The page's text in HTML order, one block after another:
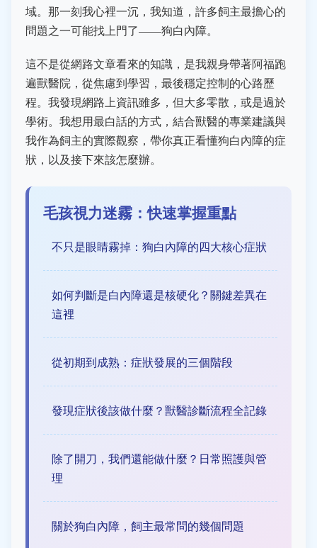
域。那一刻我心裡一沉，我知道，許多飼主最擔心的
問題之一可能找上門了——狗白內障。
這不是從網路文章看來的知識，是我親身帶著阿福跑
遍獸醫院，從焦慮到學習，最後穩定控制的心路歷
程。我發現網路上資訊雖多，但大多零散，或是過於
學術。我想用最白話的方式，結合獸醫的專業建議與
我作為飼主的實際觀察，帶你真正看懂狗白內障的症
狀，以及接下來該怎麼辦。
毛孩視力迷霧：快速掌握重點
不只是眼睛霧掉：狗白內障的四大核心症狀
如何判斷是白內障還是核硬化？關鍵差異在
這裡
從初期到成熟：症狀發展的三個階段
發現症狀後該做什麼？獸醫診斷流程全記錄
除了開刀，我們還能做什麼？日常照護與管
理
關於狗白內障，飼主最常問的幾個問題